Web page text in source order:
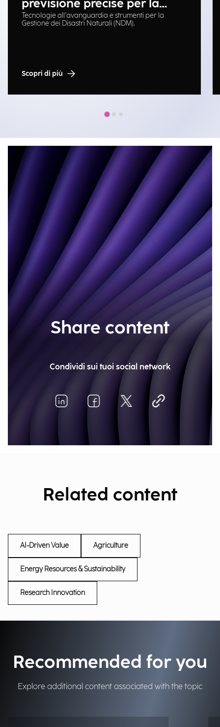
previsione precise per la
gestione delle emergenze
Tecnologie all'avanguardia e strumenti per la
Gestione dei Disastri Naturali (NDM).
Scopri di più
Share content
Condividi sui tuoi social network
Related content
AI-Driven Value Agriculture
Energy Resources & Sustainability
Research Innovation
Recommended for you
Explore additional content associated with the topic